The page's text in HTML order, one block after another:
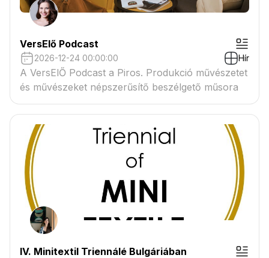
VersElő Podcast
2026-12-24 00:00:00 Hír
A VersElŐ Podcast a Piros. Produkció művészetet
és művészeket népszerűsítő beszélgető műsora
IV. Minitextil Triennálé Bulgáriában